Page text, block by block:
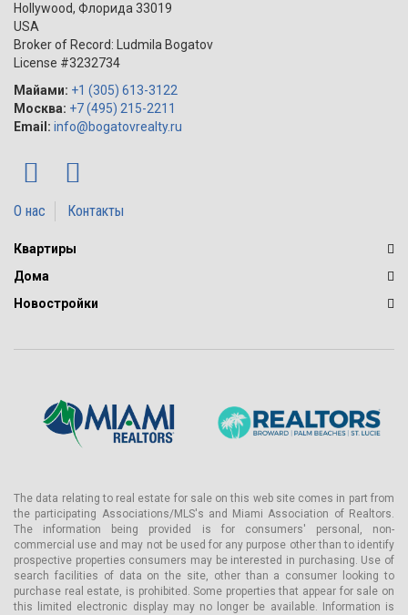
Hollywood, Флорида 33019
USA
Broker of Record: Ludmila Bogatov
License #3232734
Майами: +1 (305) 613-3122
Москва: +7 (495) 215-2211
Email: info@bogatovrealty.ru
О нас Контакты
Квартиры
Дома
Новостройки
The data relating to real estate for sale on this web site comes in part from
the participating Associations/MLS's and Miami Association of Realtors.
The information being provided is for consumers' personal, non-
commercial use and may not be used for any purpose other than to identify
prospective properties consumers may be interested in purchasing. Use of
search facilities of data on the site, other than a consumer looking to
purchase real estate, is prohibited. Some properties that appear for sale on
this limited electronic display may no longer be available. Information is